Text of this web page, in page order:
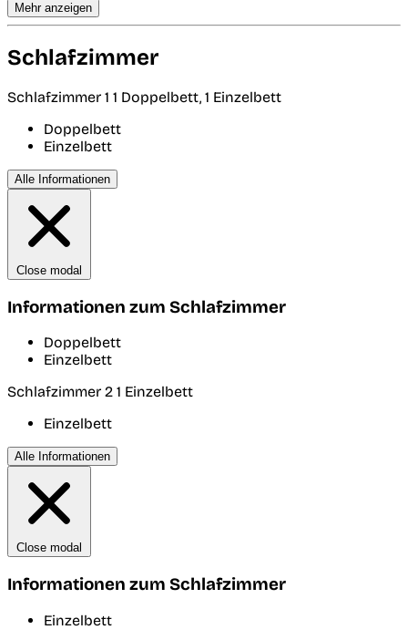
Mehr anzeigen
Schlafzimmer
Schlafzimmer 1 1 Doppelbett, 1 Einzelbett
Doppelbett
Einzelbett
Alle Informationen
Close modal
Informationen zum Schlafzimmer
Doppelbett
Einzelbett
Schlafzimmer 2 1 Einzelbett
Einzelbett
Alle Informationen
Close modal
Informationen zum Schlafzimmer
Einzelbett